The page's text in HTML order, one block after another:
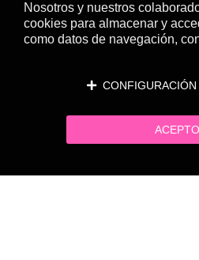
Nosotros y nuestros
cookies para almacenar y
como datos de navegación,
CONFIGURACIÓN
ACEPTO